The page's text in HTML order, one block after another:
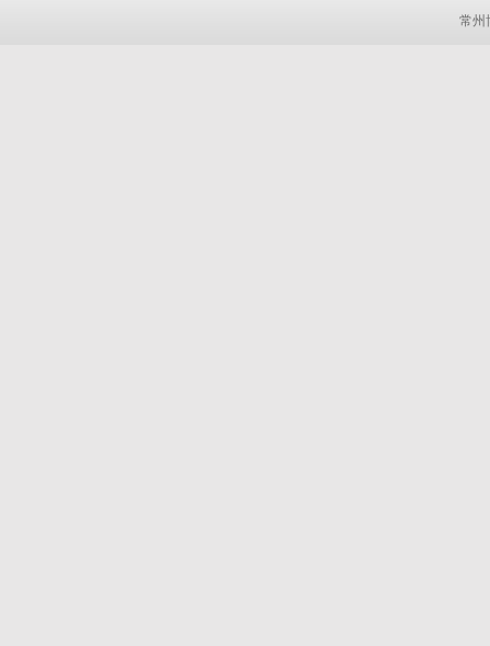
常州